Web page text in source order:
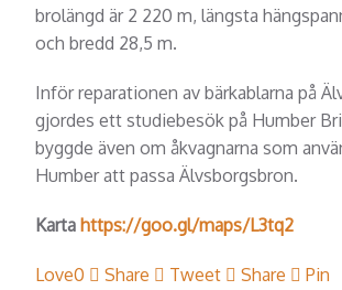
brolängd är 2 220 m, längsta
och bredd 28,5 m.
Inför reparationen av bärkablarna på
gjordes ett studiebesök på Humber
byggde även om åkvagnarna som
Humber att passa Älvsborgsbron.
Karta https://goo.gl/maps/L3tq2
Love0 Share Tweet Share Pin